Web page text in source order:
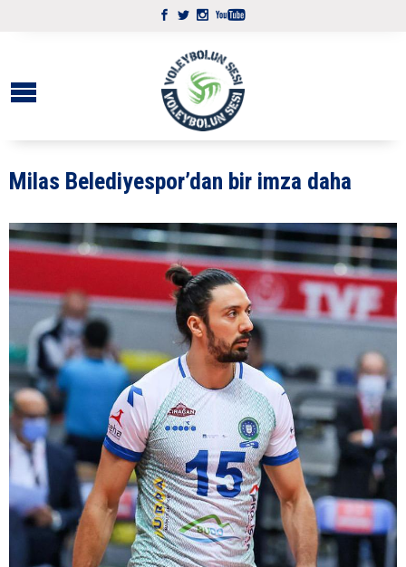
Milas Belediyespor’dan bir imza daha